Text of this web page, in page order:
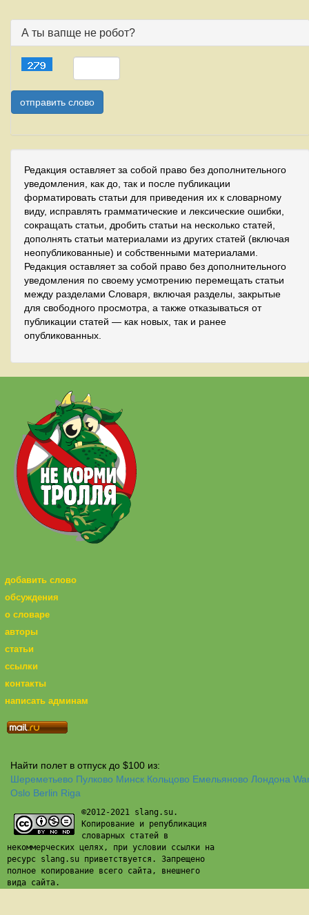
А ты вапще не робот?
Редакция оставляет за собой право без дополнительного
уведомления, как до, так и после публикации
форматировать статьи для приведения их к словарному
виду, исправлять грамматические и лексические ошибки,
сокращать статьи, дробить статьи на несколько статей,
дополнять статьи материалами из других статей (включая
неопубликованные) и собственными материалами.
Редакция оставляет за собой право без дополнительного
уведомления по своему усмотрению перемещать статьи
между разделами Словаря, включая разделы, закрытые
для свободного просмотра, а также отказываться от
публикации статей — как новых, так и ранее
опубликованных.
добавить слово
обсуждения
о словаре
авторы
статьи
ссылки
контакты
написать админам
Найти полет в отпуск до $100 из:
Шереметьево Пулково Минск Кольцово Емельяново Лондона
Oslo Berlin Riga
©2012-2021 slang.su.
Копирование и републикация
словарных статей в
некоммерческих целях, при условии ссылки на
ресурс slang.su приветствуется. Запрещено
полное копирование всего сайта, внешнего
вида сайта.